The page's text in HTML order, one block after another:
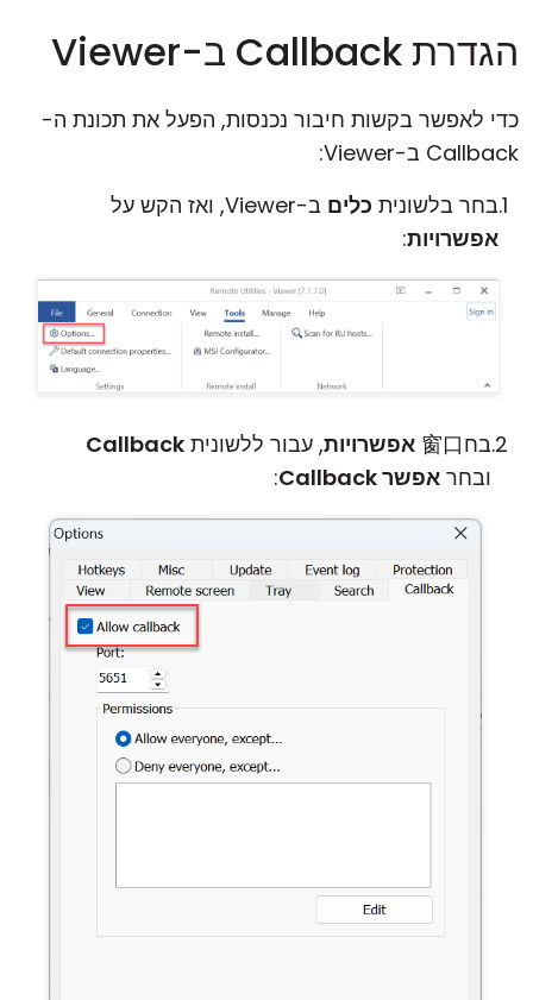
הגדרת Callback ב-Viewer
כדי לאפשר בקשות חיבור נכנסות, הפעל את תכונת ה-
Callback ב-Viewer:
בחר בלשונית כלים ב-Viewer, ואז הקש על
אפשרויות:
בח窗口 אפשרויות, עבור ללשונית Callback
ובחר אפשר Callback :